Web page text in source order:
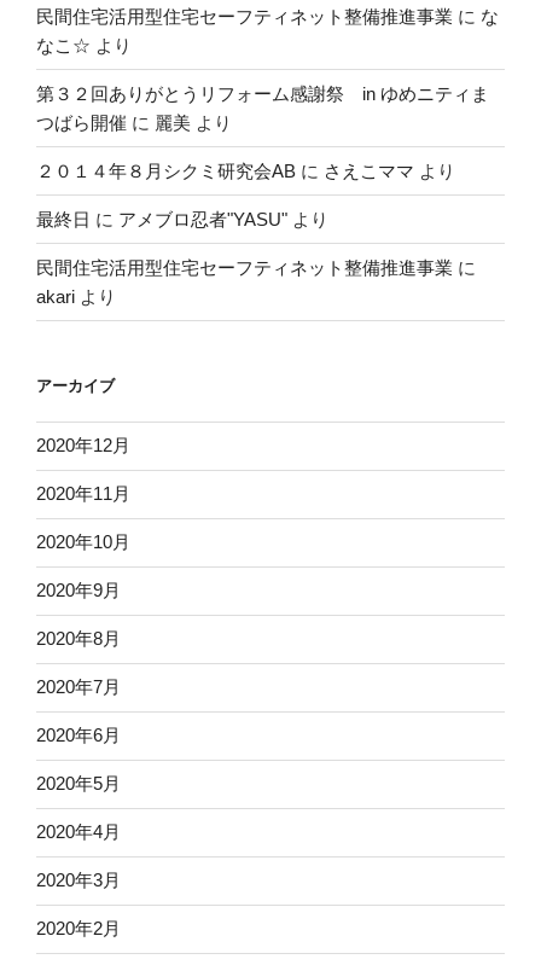
民間住宅活用型住宅セーフティネット整備推進事業 に な
なこ☆ より
第３２回ありがとうリフォーム感謝祭 in ゆめニティま
つばら開催 に 麗美 より
２０１４年８月シクミ研究会AB に さえこママ より
最終日 に アメブロ忍者"YASU" より
民間住宅活用型住宅セーフティネット整備推進事業 に
akari より
アーカイブ
2020年12月
2020年11月
2020年10月
2020年9月
2020年8月
2020年7月
2020年6月
2020年5月
2020年4月
2020年3月
2020年2月